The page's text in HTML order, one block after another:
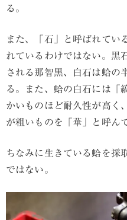
る。
また、「石」と呼ばれてい
れているわけではない。黒
される那智黒、白石は蛤の
る。また、蛤の白石には「
かいものほど耐久性が高く
が粗いものを「華」と呼ん
ちなみに生きている蛤を採
ではない。